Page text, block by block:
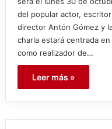
del popular actor,
director Antón Gómez y
charla estará centrada
como realizador de…
Leer más »